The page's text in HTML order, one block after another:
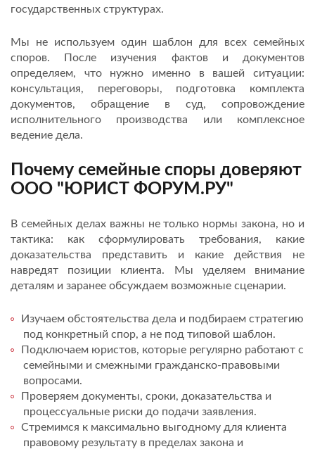
государственных структурах.
Мы не используем один шаблон для всех семейных
споров. После изучения фактов и документов
определяем, что нужно именно в вашей ситуации:
консультация, переговоры, подготовка комплекта
документов, обращение в суд, сопровождение
исполнительного производства или комплексное
ведение дела.
Почему семейные споры доверяют
ООО "ЮРИСТ ФОРУМ.РУ"
В семейных делах важны не только нормы закона, но и
тактика: как сформулировать требования, какие
доказательства представить и какие действия не
навредят позиции клиента. Мы уделяем внимание
деталям и заранее обсуждаем возможные сценарии.
Изучаем обстоятельства дела и подбираем стратегию
под конкретный спор, а не под типовой шаблон.
Подключаем юристов, которые регулярно работают с
семейными и смежными гражданско-правовыми
вопросами.
Проверяем документы, сроки, доказательства и
процессуальные риски до подачи заявления.
Стремимся к максимально выгодному для клиента
правовому результату в пределах закона и